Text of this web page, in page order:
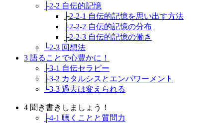
├2-2 自伝的記憶
├2-2-1 自伝的記憶を思い出す方法
├2-2-2 自伝的記憶の分布
├2-2-3 自伝的記憶の働き
└2-3 回想法
3 語ることで心豊かに！
├3-1 自伝セラピー
├3-2 カタルシスとエンパワーメント
└3-3 過去は変えられる
4 聞き書きしましょう！
├4-1 聴くことと質問力